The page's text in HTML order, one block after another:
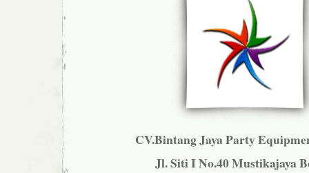
CV.Bintang Jaya Party
Jl. Siti I No.40 Mustikajaya